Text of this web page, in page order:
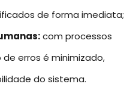
de forma imediata;
com processos
erros é minimizado,
do sistema.